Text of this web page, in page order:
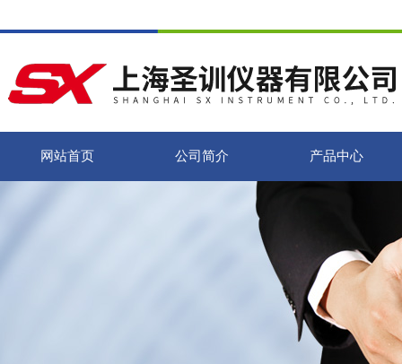
网站首页 公司简介 产品中心